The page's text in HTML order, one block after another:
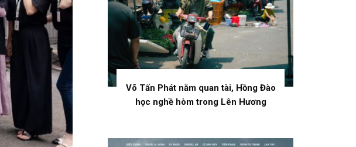
Võ Tấn Phát nằm quan tài, Hồng Đào
học nghề hòm trong Lên Hương